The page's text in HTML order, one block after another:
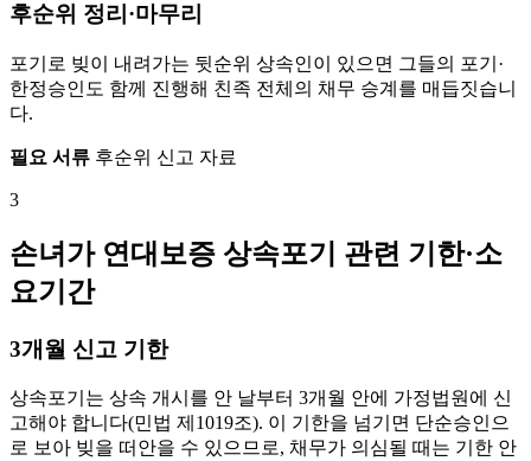
후순위 정리·마무리
포기로 빚이 내려가는 뒷순위 상속인이 있으면 그들의 포기·
한정승인도 함께 진행해 친족 전체의 채무 승계를 매듭짓습니
다.
필요 서류 후순위 신고 자료
3
손녀가 연대보증 상속포기 관련 기한·소
요기간
3개월 신고 기한
상속포기는 상속 개시를 안 날부터 3개월 안에 가정법원에 신
고해야 합니다(민법 제1019조). 이 기한을 넘기면 단순승인으
로 보아 빚을 떠안을 수 있으므로, 채무가 의심될 때는 기한 안